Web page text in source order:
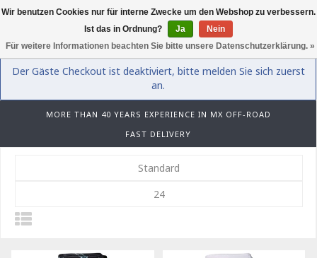
0
Der Gäste Checkout ist deaktiviert, bitte melden Sie sich zuerst
an.
MORE THAN 40 YEARS EXPERIENCE IN MX OFF-ROAD
FAST DELIVERY
Standard
24
Wir benutzen Cookies nur für interne Zwecke um den Webshop zu verbessern.
Ist das in Ordnung?
Ja
Nein
Für weitere Informationen beachten Sie bitte unsere Datenschutzerklärung. »